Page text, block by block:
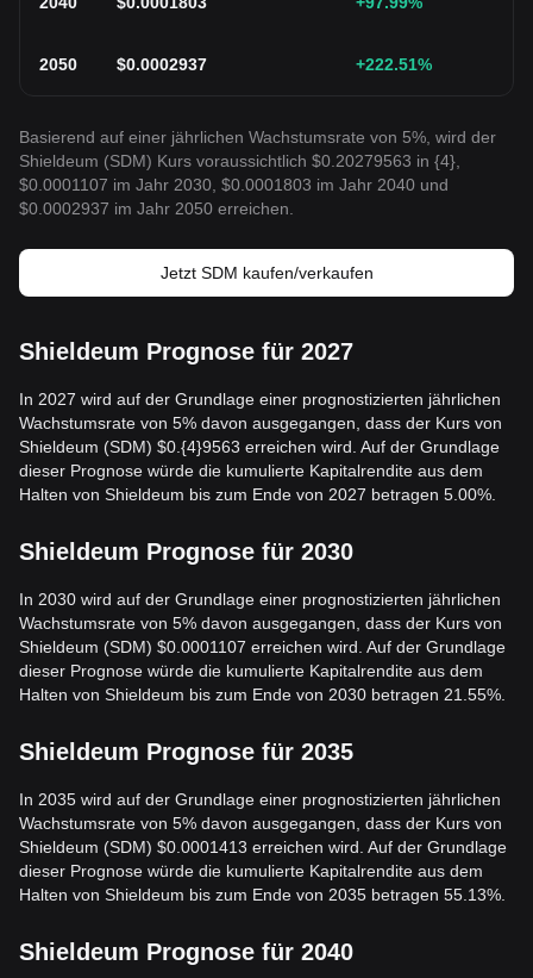
2050 $0.0002937 +222.51%
Basierend auf einer jährlichen Wachstumsrate von 5%, wird der
Shieldeum (SDM) Kurs voraussichtlich $0.20279563 in {4},
$0.0001107 im Jahr 2030, $0.0001803 im Jahr 2040 und
$0.0002937 im Jahr 2050 erreichen.
Jetzt SDM kaufen/verkaufen
Shieldeum Prognose für 2027
In 2027 wird auf der Grundlage einer prognostizierten jährlichen
Wachstumsrate von 5% davon ausgegangen, dass der Kurs von
Shieldeum (SDM) $0.{4}9563 erreichen wird. Auf der Grundlage
dieser Prognose würde die kumulierte Kapitalrendite aus dem
Halten von Shieldeum bis zum Ende von 2027 betragen 5.00%.
Shieldeum Prognose für 2030
In 2030 wird auf der Grundlage einer prognostizierten jährlichen
Wachstumsrate von 5% davon ausgegangen, dass der Kurs von
Shieldeum (SDM) $0.0001107 erreichen wird. Auf der Grundlage
dieser Prognose würde die kumulierte Kapitalrendite aus dem
Halten von Shieldeum bis zum Ende von 2030 betragen 21.55%.
Shieldeum Prognose für 2035
In 2035 wird auf der Grundlage einer prognostizierten jährlichen
Wachstumsrate von 5% davon ausgegangen, dass der Kurs von
Shieldeum (SDM) $0.0001413 erreichen wird. Auf der Grundlage
dieser Prognose würde die kumulierte Kapitalrendite aus dem
Halten von Shieldeum bis zum Ende von 2035 betragen 55.13%.
Shieldeum Prognose für 2040